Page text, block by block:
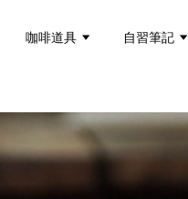
咖啡道具 自習筆記